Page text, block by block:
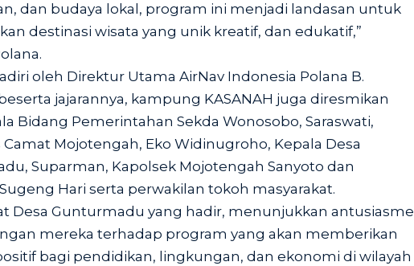
dan budaya lokal, program ini menjadi landasan untuk
destinasi wisata yang unik kreatif, dan edukatif,”
oleh Direktur Utama AirNav Indonesia Polana B.
jajarannya, kampung KASANAH juga diresmikan
Bidang Pemerintahan Sekda Wonosobo, Saraswati,
Camat Mojotengah, Eko Widinugroho, Kepala Desa
Suparman, Kapolsek Mojotengah Sanyoto dan
Hari serta perwakilan tokoh masyarakat.
Desa Gunturmadu yang hadir, menunjukkan antusiasme
mereka terhadap program yang akan memberikan
bagi pendidikan, lingkungan, dan ekonomi di wilayah